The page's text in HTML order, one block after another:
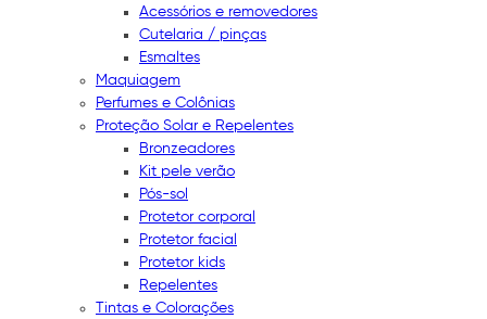
Acessórios e removedores
Cutelaria / pinças
Esmaltes
Maquiagem
Perfumes e Colônias
Proteção Solar e Repelentes
Bronzeadores
Kit pele verão
Pós-sol
Protetor corporal
Protetor facial
Protetor kids
Repelentes
Tintas e Colorações